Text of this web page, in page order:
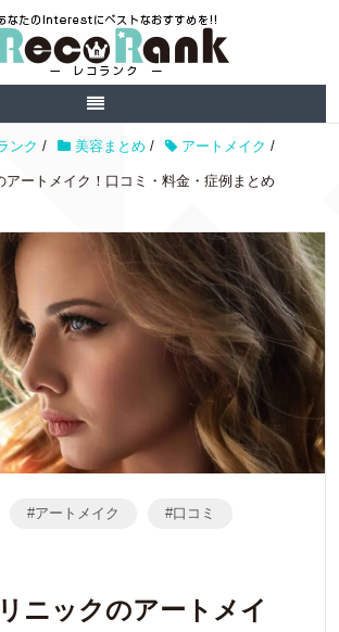
ンク / 美容まとめ / アートメイク /
アートメイク！口コミ・料金・症例まとめ
アートメイク 口コミ
ニックのアートメイ